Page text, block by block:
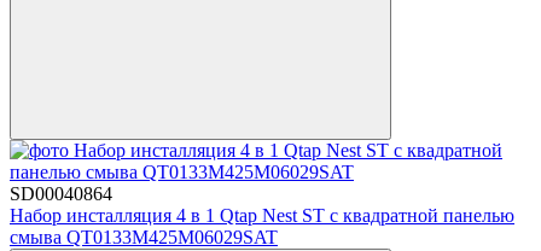
SD00040864
Набор инсталляция 4 в 1 Qtap Nest ST с квадратной панелью
смыва QT0133M425M06029SAT